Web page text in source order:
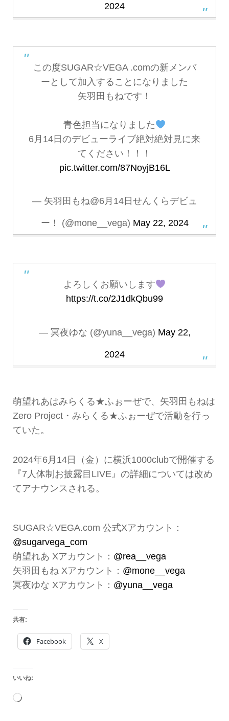
2024
この度SUGAR☆VEGA .comの新メンバ
ーとして加入することになりました
矢羽田もねです！
青色担当になりました
6月14日のデビューライブ絶対絶対見に来
てください！！！
pic.twitter.com/87NoyjB16L
— 矢羽田もね@6月14日せんくらデビュ
ー！ (@mone__vega) May 22, 2024
よろしくお願いします
https://t.co/2J1dkQbu99
— 冥夜ゆな (@yuna__vega) May 22,
2024
萌望れあはみらくる★ふぉーぜで、矢羽田もねは
Zero Project・みらくる★ふぉーぜで活動を行っ
ていた。
2024年6月14日（金）に横浜1000clubで開催する
『7人体制お披露目LIVE』の詳細については改め
てアナウンスされる。
SUGAR☆VEGA.com 公式Xアカウント：
@sugarvega_com
萌望れあ Xアカウント： @rea__vega
矢羽田もね Xアカウント： @mone__vega
冥夜ゆな Xアカウント： @yuna__vega
共有:
Facebook X
いいね:
読